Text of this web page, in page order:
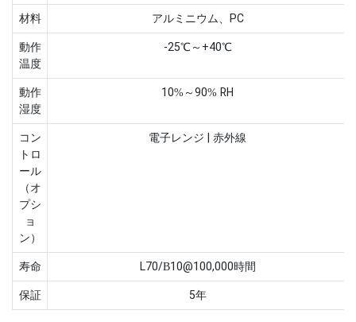
材料
アルミニウム、PC
動作
温度
-25℃～+40℃
動作
湿度
10%～90% RH
コン
トロ
ール
（オ
プシ
ョ
ン）
電子レンジ | 赤外線
寿命
L70/B10@100,000時間
保証
5年